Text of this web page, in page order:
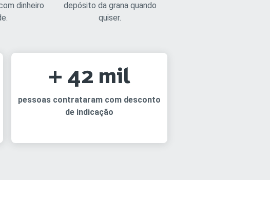
dinheiro
depósito da grana quando
quiser.
+ 42 mil
pessoas contrataram com desconto
de indicação